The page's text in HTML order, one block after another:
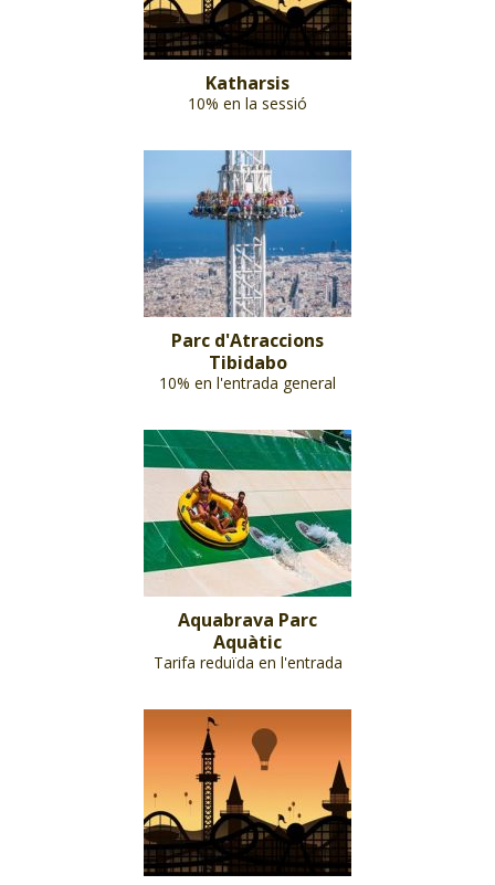
Katharsis
10% en la sessió
Parc d'Atraccions
Tibidabo
10% en l'entrada general
Aquabrava Parc
Aquàtic
Tarifa reduïda en l'entrada